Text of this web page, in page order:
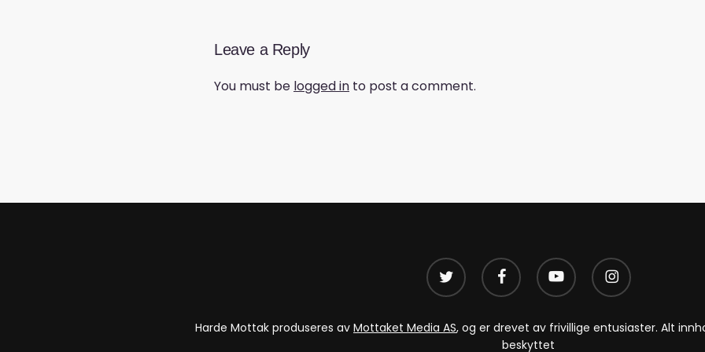
Leave a Reply
You must be logged in to post a comment.
twitter facebook youtube instagram
Harde Mottak produseres av Mottaket Media AS, og er drevet av frivillige entusiaster. Alt
beskyttet